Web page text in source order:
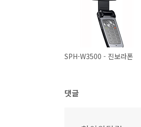
SPH-W3500 - 진보라폰
댓글